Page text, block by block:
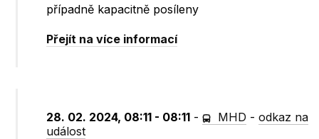
případně kapacitně posíleny
Přejít na více informací
28. 02. 2024, 08:11 - 08:11 - MHD -odkaz na
událost